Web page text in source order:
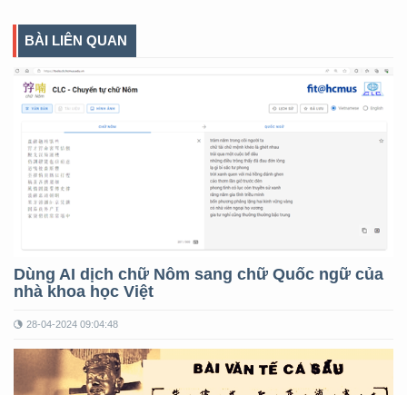
BÀI LIÊN QUAN
Dùng AI dịch chữ Nôm sang chữ Quốc ngữ của
nhà khoa học Việt
28-04-2024 09:04:48